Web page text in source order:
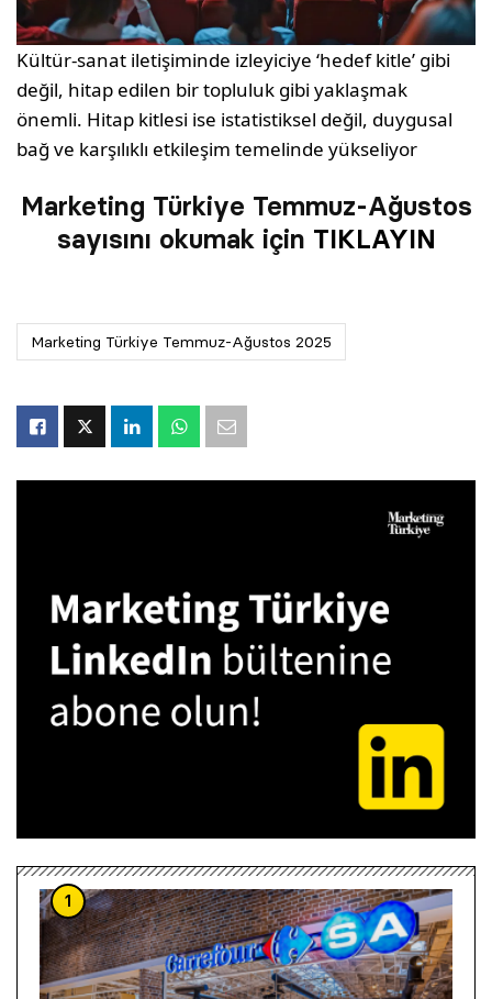
Kültür-sanat iletişiminde izleyiciye ‘hedef kitle’ gibi
değil, hitap edilen bir topluluk gibi yaklaşmak
önemli. Hitap kitlesi ise istatistiksel değil, duygusal
bağ ve karşılıklı etkileşim temelinde yükseliyor
Marketing Türkiye Temmuz-Ağustos
sayısını okumak için TIKLAYIN
Marketing Türkiye Temmuz-Ağustos 2025
1